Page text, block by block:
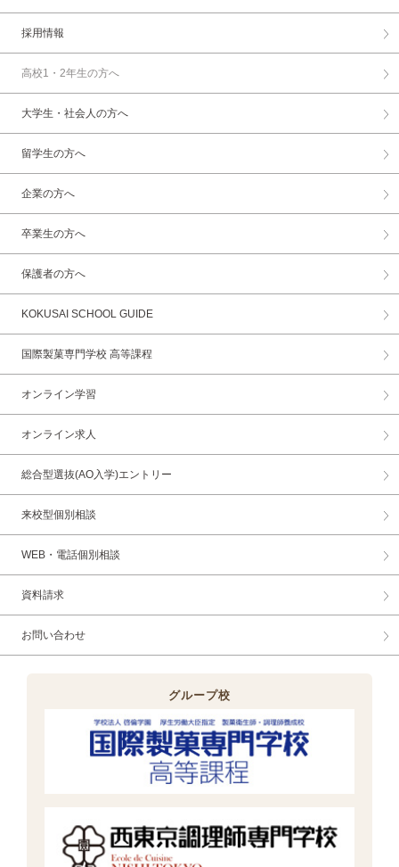
採用情報
高校1・2年生の方へ
大学生・社会人の方へ
留学生の方へ
企業の方へ
卒業生の方へ
保護者の方へ
KOKUSAI SCHOOL GUIDE
国際製菓専門学校 高等課程
オンライン学習
オンライン求人
総合型選抜(AO入学)エントリー
来校型個別相談
WEB・電話個別相談
資料請求
お問い合わせ
グループ校